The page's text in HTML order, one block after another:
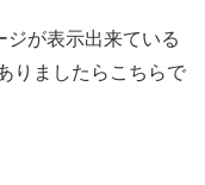
が表示出来ている
りましたらこちらで